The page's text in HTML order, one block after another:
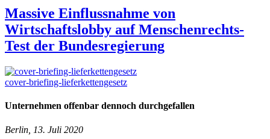
Massive Einflussnahme von
Wirtschaftslobby auf Menschenrechts-
Test der Bundesregierung
cover-briefing-lieferkettengesetz
Unternehmen offenbar dennoch durchgefallen
Berlin, 13. Juli 2020